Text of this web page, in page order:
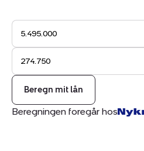
Beregn mit lån
Beregningen foregår hos